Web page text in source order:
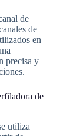
de
de
en
precisa y
de
utiliza